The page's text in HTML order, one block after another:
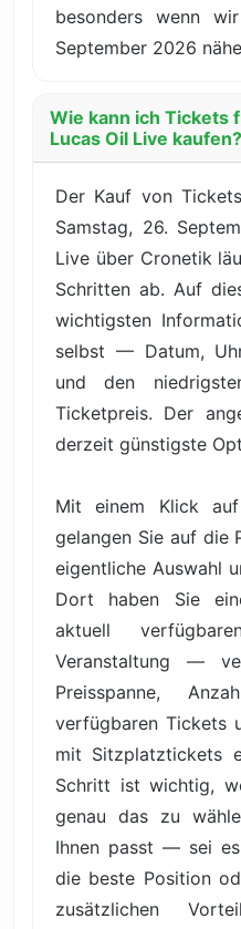
besonders wenn
September 2026
Wie kann ich Tickets
Lucas Oil Live kaufen?
Der Kauf von
Samstag, 26.
Live über Cronetik
Schritten ab. Auf
wichtigsten
selbst — Datum,
und den
Ticketpreis. Der
derzeit günstigste
Mit einem Klick
gelangen Sie auf die
eigentliche Auswahl
Dort haben Sie
aktuell
Veranstaltung —
Preisspanne,
verfügbaren Tickets
mit Sitzplatztickets
Schritt ist wichtig,
genau das zu
Ihnen passt — sei
die beste Position
zusätzlichen